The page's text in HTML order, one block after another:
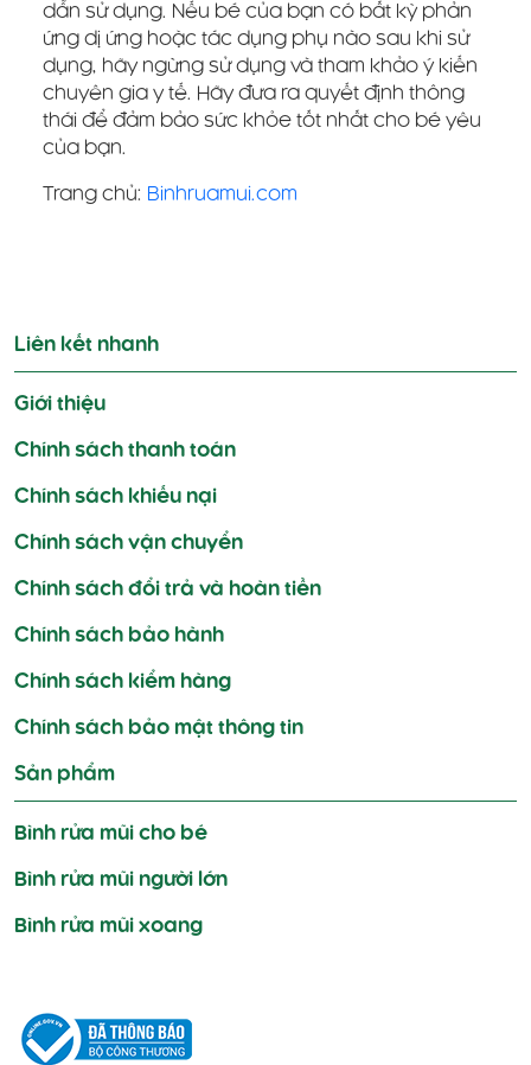
dẫn sử dụng. Nếu bé của bạn có bất kỳ phản
ứng dị ứng hoặc tác dụng phụ nào sau khi sử
dụng, hãy ngừng sử dụng và tham khảo ý kiến
chuyên gia y tế. Hãy đưa ra quyết định thông
thái để đảm bảo sức khỏe tốt nhất cho bé yêu
của bạn.
Trang chủ: Binhruamui.com
hướng
bài
viết
Liên kết nhanh
Giới thiệu
Chính sách thanh toán
Chính sách khiếu nại
Chính sách vận chuyển
Chính sách đổi trả và hoàn tiền
Chính sách bảo hành
Chính sách kiểm hàng
Chính sách bảo mật thông tin
Sản phẩm
Bình rửa mũi cho bé
Bình rửa mũi người lớn
Bình rửa mũi xoang